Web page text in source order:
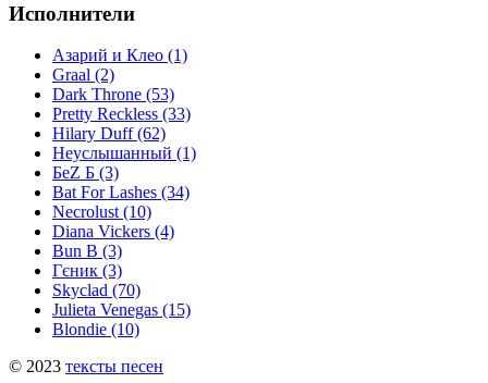
Исполнители
Азарий и Клео (1)
Graal (2)
Dark Throne (53)
Pretty Reckless (33)
Hilary Duff (62)
Неуслышанный (1)
БеZ Б (3)
Bat For Lashes (34)
Necrolust (10)
Diana Vickers (4)
Bun B (3)
Гєник (3)
Skyclad (70)
Julieta Venegas (15)
Blondie (10)
© 2023 тексты песен